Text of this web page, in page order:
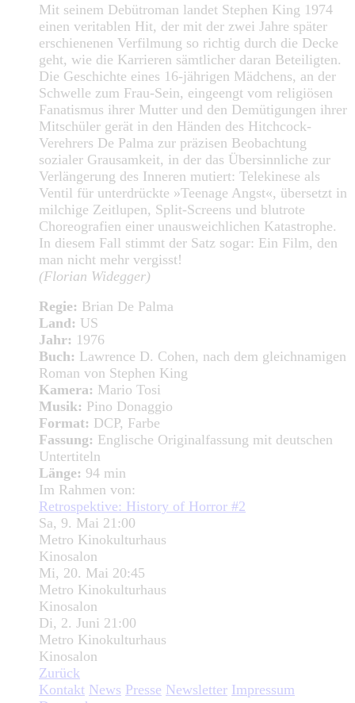
Mit seinem Debütroman landet Stephen King 1974
einen veritablen Hit, der mit der zwei Jahre später
erschienenen Verfilmung so richtig durch die Decke
geht, wie die Karrieren sämtlicher daran Beteiligten.
Die Geschichte eines 16-jährigen Mädchens, an der
Schwelle zum Frau-Sein, eingeengt vom religiösen
Fanatismus ihrer Mutter und den Demütigungen ihrer
Mitschüler gerät in den Händen des Hitchcock-
Verehrers De Palma zur präzisen Beobachtung
sozialer Grausamkeit, in der das Übersinnliche zur
Verlängerung des Inneren mutiert: Telekinese als
Ventil für unterdrückte »Teenage Angst«, übersetzt in
milchige Zeitlupen, Split-Screens und blutrote
Choreografien einer unausweichlichen Katastrophe.
In diesem Fall stimmt der Satz sogar: Ein Film, den
man nicht mehr vergisst!
(Florian Widegger)
Regie: Brian De Palma
Land: US
Jahr: 1976
Buch: Lawrence D. Cohen, nach dem gleichnamigen
Roman von Stephen King
Kamera: Mario Tosi
Musik: Pino Donaggio
Format: DCP, Farbe
Fassung: Englische Originalfassung mit deutschen
Untertiteln
Länge: 94 min
Im Rahmen von:
Retrospektive: History of Horror #2
Sa, 9. Mai 21:00
Metro Kinokulturhaus
Kinosalon
Mi, 20. Mai 20:45
Metro Kinokulturhaus
Kinosalon
Di, 2. Juni 21:00
Metro Kinokulturhaus
Kinosalon
Zurück
Kontakt News Presse Newsletter Impressum